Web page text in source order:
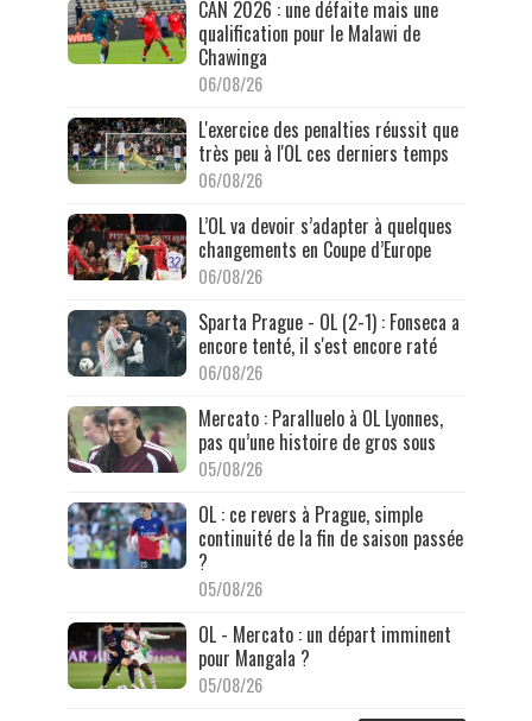
CAN 2026 : une défaite mais une
qualification pour le Malawi de
Chawinga
06/08/26
L'exercice des penalties réussit que
très peu à l'OL ces derniers temps
06/08/26
L’OL va devoir s’adapter à quelques
changements en Coupe d’Europe
06/08/26
Sparta Prague - OL (2-1) : Fonseca a
encore tenté, il s'est encore raté
06/08/26
Mercato : Paralluelo à OL Lyonnes,
pas qu’une histoire de gros sous
05/08/26
OL : ce revers à Prague, simple
continuité de la fin de saison passée
?
05/08/26
OL - Mercato : un départ imminent
pour Mangala ?
05/08/26